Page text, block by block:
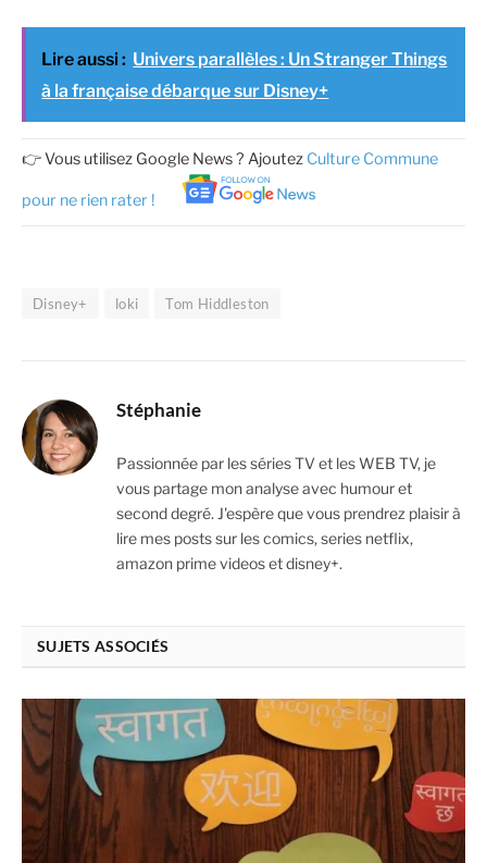
Lire aussi : Univers parallèles : Un Stranger Things
à la française débarque sur Disney+
👉 Vous utilisez Google News ? Ajoutez Culture Commune
pour ne rien rater !
Disney+ loki Tom Hiddleston
Stéphanie
Passionnée par les séries TV et les WEB TV, je
vous partage mon analyse avec humour et
second degré. J'espère que vous prendrez plaisir à
lire mes posts sur les comics, series netflix,
amazon prime videos et disney+.
SUJETS ASSOCIÉS